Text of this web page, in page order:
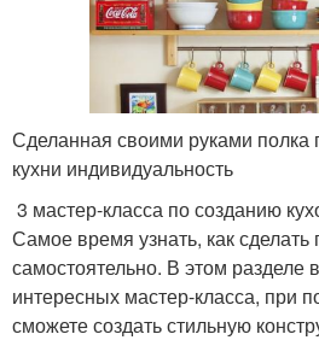
Сделанная своими руками полка
кухни индивидуальность
3 мастер-класса по созданию
Самое время узнать, как сделать
самостоятельно. В этом разделе
интересных мастер-класса, при
сможете создать стильную